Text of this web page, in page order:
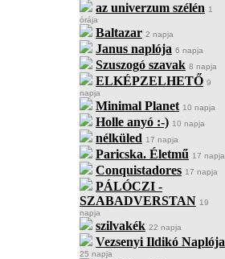
az univerzum szélén 1
órája
Baltazar 2 napja
Janus naplója 6 napja
Szuszogó szavak 8 napja
ELKÉPZELHETŐ 9
napja
Minimal Planet 10 napja
Holle anyó :-) 10 napja
nélküled 17 napja
Paricska. Életmű 17 napja
Conquistadores 17 napja
PÁLÓCZI -
SZABADVERSTAN 19
napja
szilvakék 22 napja
Vezsenyi Ildikó Naplója
25 napja